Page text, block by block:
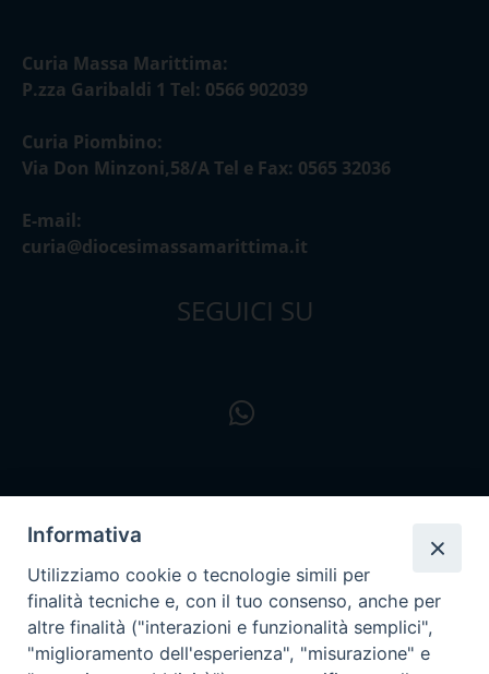
Curia Massa Marittima:
P.zza Garibaldi 1 Tel: 0566 902039
Curia Piombino:
Via Don Minzoni,58/A Tel e Fax: 0565 32036
E-mail:
curia@diocesimassamarittima.it
SEGUICI SU
Informativa
Utilizziamo cookie o tecnologie simili per
finalità tecniche e, con il tuo consenso, anche per
altre finalità ("interazioni e funzionalità semplici",
"miglioramento dell'esperienza", "misurazione" e